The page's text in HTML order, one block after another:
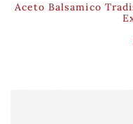
Aceto Balsamico